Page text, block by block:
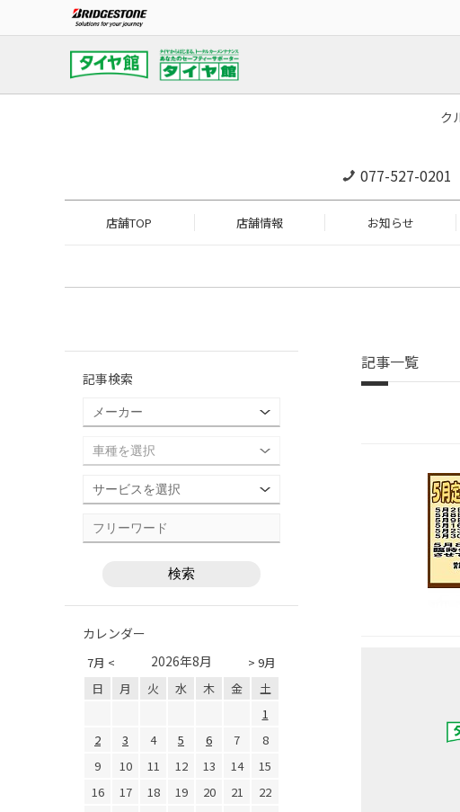
ク
077-527-0201
店舗TOP 店舗情報 お知らせ
記事一覧
記事検索
カレンダー
7月 < > 9月
2026年8月
日 月 火 水 木 金
土
1
2
3 4 5 6 7
8
9
10 11 12 13 14
15
16
17 18 19 20 21
22